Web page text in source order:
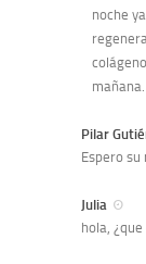
noche
mañana.
Pilar
Espero
Julia
hola,